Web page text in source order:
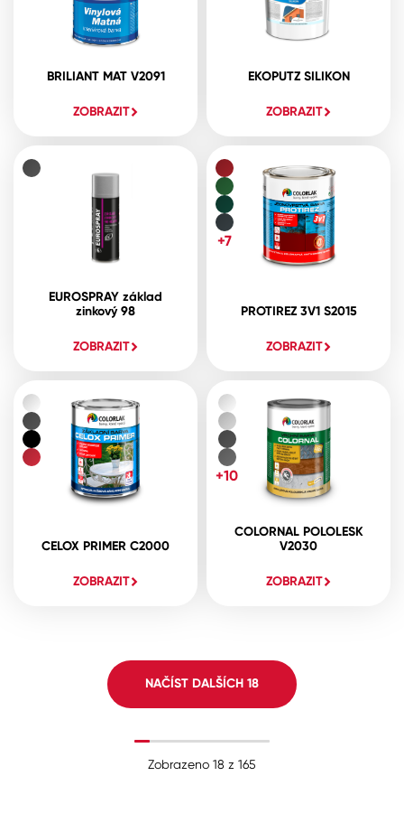
BRILIANT MAT V2091
ZOBRAZIT
EKOPUTZ SILIKON
ZOBRAZIT
EUROSPRAY základ
zinkový 98
ZOBRAZIT
PROTIREZ 3V1 S2015
ZOBRAZIT
+7
CELOX PRIMER C2000
ZOBRAZIT
COLORNAL POLOLESK
V2030
ZOBRAZIT
+10
NAČÍST DALŠÍCH 18
Zobrazeno 18 z 165